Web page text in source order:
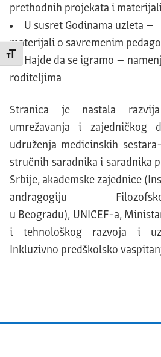
Promeni veličinu slova
prethodnih projekata i
U susret Godinama uzleta –
materijali o savremenim
Hajde da se igramo –
roditeljima
Stranica je nastala
umrežavanja i zajedničkog
udruženja medicinskih
stručnih saradnika i saradnika
Srbije, akademske zajednice
andragogiju
u Beogradu), UNICEF-a,
i tehnološkog razvoja i
Inkluzivno predškolsko